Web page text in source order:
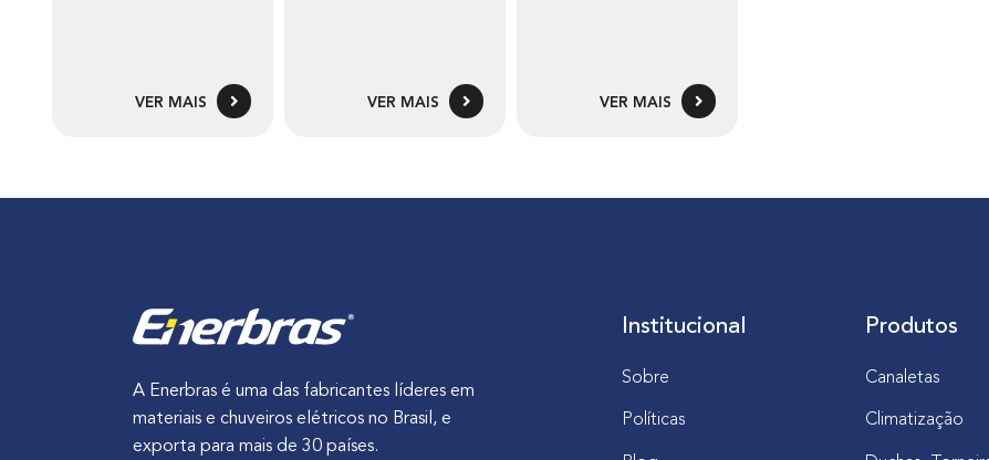
VER MAIS VER MAIS VER MAIS
A Enerbras é uma das fabricantes líderes em
materiais e chuveiros elétricos no Brasil, e
exporta para mais de 30 países.
Institucional
Sobre
Políticas
Produtos
Canaletas
Climatização